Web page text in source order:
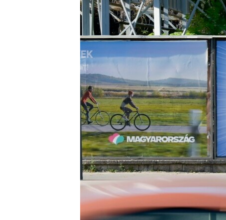
A MÚLT TANULSÁGAI